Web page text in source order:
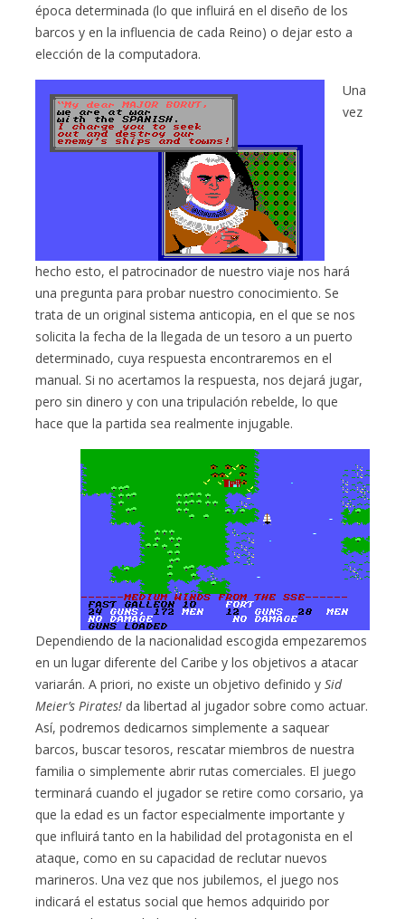
época determinada (lo que influirá en el diseño de los
barcos y en la influencia de cada Reino) o dejar esto a
elección de la computadora.
Una
vez
hecho esto, el patrocinador de nuestro viaje nos hará
una pregunta para probar nuestro conocimiento. Se
trata de un original sistema anticopia, en el que se nos
solicita la fecha de la llegada de un tesoro a un puerto
determinado, cuya respuesta encontraremos en el
manual. Si no acertamos la respuesta, nos dejará jugar,
pero sin dinero y con una tripulación rebelde, lo que
hace que la partida sea realmente injugable.
Dependiendo de la nacionalidad escogida empezaremos
en un lugar diferente del Caribe y los objetivos a atacar
variarán. A priori, no existe un objetivo definido ySid
Meier’s Pirates! da libertad al jugador sobre como actuar.
Así, podremos dedicarnos simplemente a saquear
barcos, buscar tesoros, rescatar miembros de nuestra
familia o simplemente abrir rutas comerciales. El juego
terminará cuando el jugador se retire como corsario, ya
que la edad es un factor especialmente importante y
que influirá tanto en la habilidad del protagonista en el
ataque, como en su capacidad de reclutar nuevos
marineros. Una vez que nos jubilemos, el juego nos
indicará el estatus social que hemos adquirido por